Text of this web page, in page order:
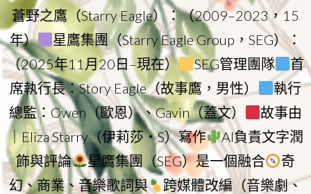
蒼野之鷹（Starry Eagle）：（2009–2023，15
年）
星鷹集團（Starry Eagle Group，SEG）：
（2025年11月20日–現在）
SEG管理團隊
首
席執行長：Story Eagle（故事鷹，男性）
執行
總監：Owen（歐恩）、Gavin（蓋文）
故事由
｜Eliza Starry（伊莉莎・S）寫作
AI負責文字潤
飾與評論
星鷹集團（SEG）是一個融合
奇
幻、商業、音樂歌詞與
跨媒體改編（音樂劇、